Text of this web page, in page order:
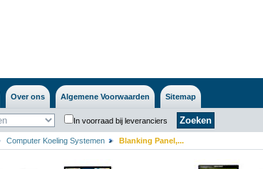
Over ons Algemene Voorwaarden Sitemap
In voorraad bij leveranciers
Computer Koeling Systemen Blanking Panel,...